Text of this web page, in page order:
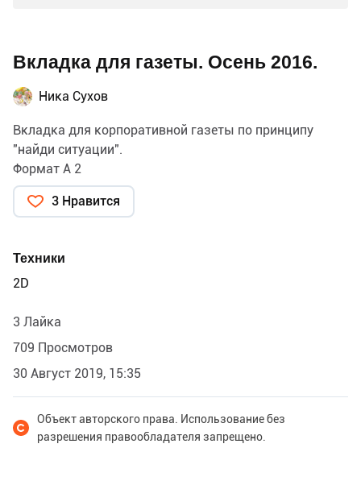
Вкладка для газеты. Осень 2016.
Ника Сухов
Вкладка для корпоративной газеты по принципу
"найди ситуации".
Формат А 2
3 Нравится
Техники
2D
3 Лайка
709 Просмотров
30 Август 2019, 15:35
Объект авторского права. Использование без
разрешения правообладателя запрещено.